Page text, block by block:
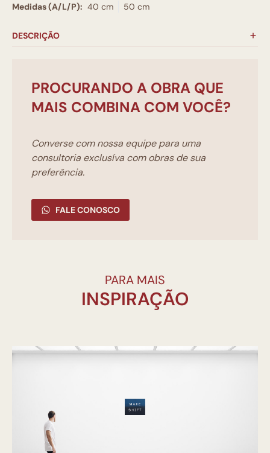
Medidas (A/L/P): 40 cm 50 cm
DESCRIÇÃO
PROCURANDO A OBRA QUE
MAIS COMBINA COM VOCÊ?
Converse com nossa equipe para uma
consultoria exclusíva com obras de sua
preferência.
FALE CONOSCO
PARA MAIS
INSPIRAÇÃO